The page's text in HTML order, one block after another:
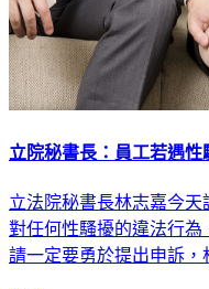
立院秘書長：員工若遇
立法院秘書長林志嘉今
對任何性騷擾的違法行為
請一定要勇於提出申訴，